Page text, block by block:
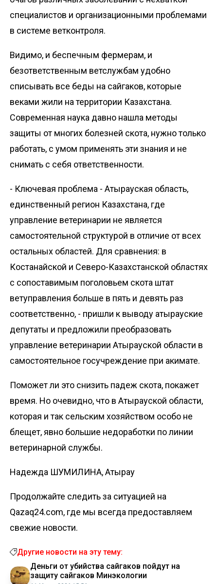
специалистов и организационными проблемами
в системе ветконтроля.
Видимо, и беспечным фермерам, и
безответственным ветслужбам удобно
списывать все беды на сайгаков, которые
веками жили на территории Казахстана.
Современная наука давно нашла методы
защиты от многих болезней скота, нужно только
работать, с умом применять эти знания и не
снимать с себя ответственности.
- Ключевая проблема - Атырау­ская область,
единственный регион Казахстана, где
управление ветеринарии не является
самостоятельной структурой в отличие от всех
остальных областей. Для сравнения: в
Костанайской и Северо-Казахстанской областях
с сопоставимым поголовьем скота штат
ветуправления больше в пять и девять раз
соответственно, - пришли к выводу атырауские
депутаты и предложили пре­образовать
управление ветеринарии Атырауской области в
самостоятельное госучреждение при акимате.
Поможет ли это снизить падеж скота, покажет
время. Но очевидно, что в Атырауской области,
которая и так сельским хозяйством особо не
блещет, явно большие недоработки по линии
ветеринарной службы.
Надежда ШУМИЛИНА, Атырау
Продолжайте следить за ситуацией на
Qazaq24.com, где мы всегда предоставляем
свежие новости.
Другие новости на эту тему:
Деньги от убийства сайгаков пойдут на
защиту сайгаков Минэкологии